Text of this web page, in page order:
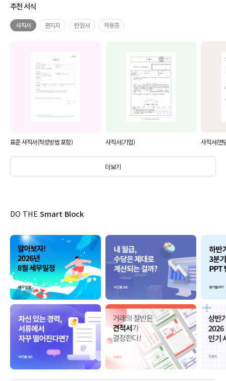
추천 서식
더보기
사직서 편지지 탄원서 차용증
표준 사직서(작성방법 포함) 사직서(기업) 사직서(면
DO THE Smart Block